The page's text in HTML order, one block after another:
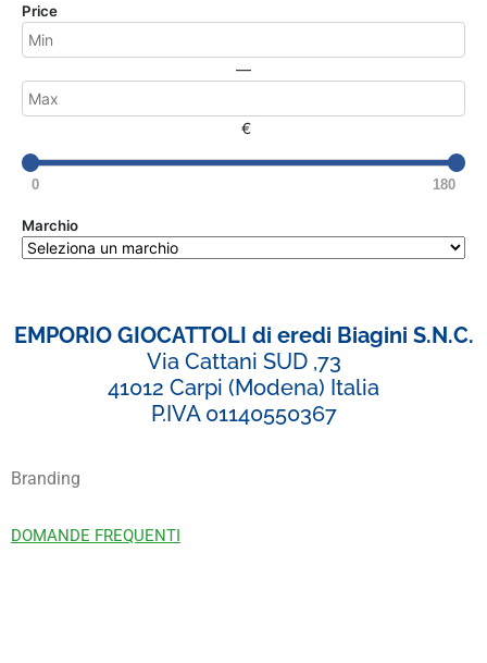
Price
—
€
0 180
Marchio
EMPORIO GIOCATTOLI di eredi Biagini S.N.C.
Via Cattani SUD ,73
41012 Carpi (Modena) Italia
P.IVA 01140550367
Branding
DOMANDE FREQUENTI